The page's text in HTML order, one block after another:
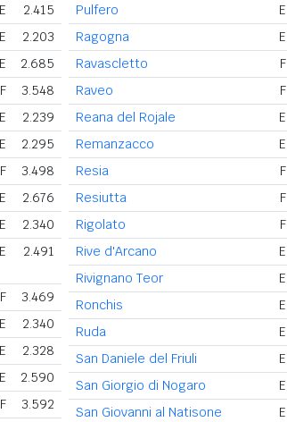
E
2.415
E
2.203
E
2.685
F
3.548
E
2.239
E
2.295
F
3.498
E
2.676
E
2.340
E 2.491
F
3.469
E
2.340
E
2.328
E
2.590
F
3.592
Pulfero
E
Ragogna
E
Ravascletto
F
Raveo
F
Reana del Rojale
E
Remanzacco
E
Resia
F
Resiutta
F
Rigolato
F
Rive d'Arcano
E
Rivignano Teor
E
Ronchis
E
Ruda
E
San Daniele del Friuli
E
San Giorgio di Nogaro
E
San Giovanni al Natisone
E